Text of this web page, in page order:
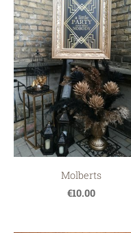
Molberts
€10.00